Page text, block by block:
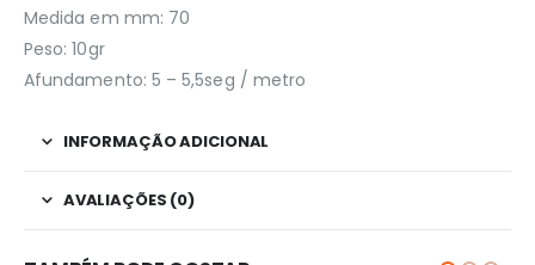
Medida em mm: 70
Peso: 10gr
Afundamento: 5 – 5,5seg / metro
INFORMAÇÃO ADICIONAL
AVALIAÇÕES (0)